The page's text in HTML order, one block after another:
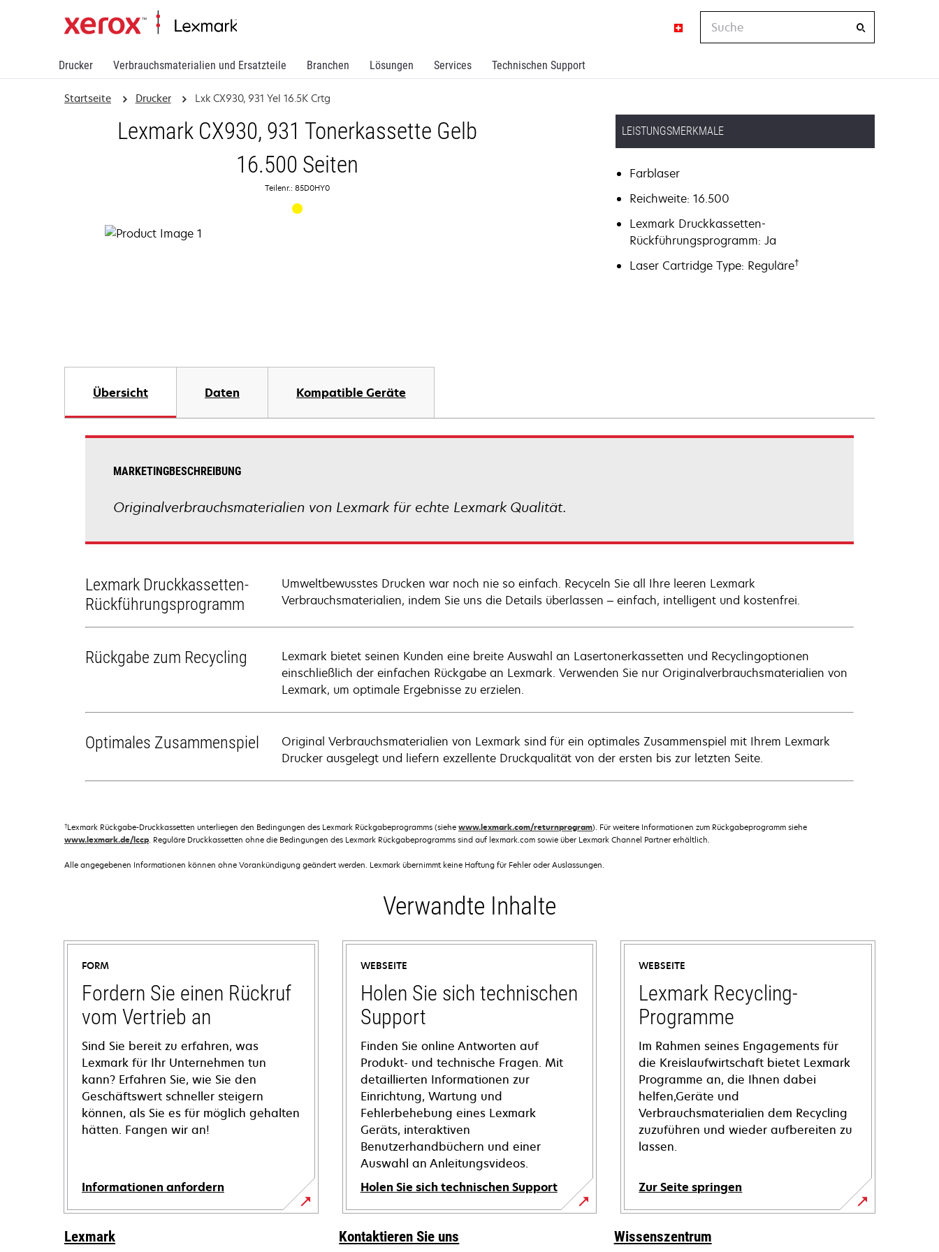
Drucker Verbrauchsmaterialien und Ersatzteile Branchen Lösungen Services Technischen Support
Suche
Startseite Drucker Lxk CX930, 931 Yel 16.5K Crtg
Lexmark CX930, 931 Tonerkassette Gelb
16.500 Seiten
Teilenr.: 85D0HY0
LEISTUNGSMERKMALE
Farblaser
Reichweite: 16.500
Lexmark Druckkassetten-
Rückführungsprogramm: Ja
Laser Cartridge Type: Reguläre†
Übersicht Daten Kompatible Geräte
MARKETINGBESCHREIBUNG
Originalverbrauchsmaterialien von Lexmark für echte Lexmark Qualität.
Lexmark Druckkassetten-
Rückführungsprogramm
Umweltbewusstes Drucken war noch nie so einfach. Recyceln Sie all Ihre leeren Lexmark
Verbrauchsmaterialien, indem Sie uns die Details überlassen – einfach, intelligent und kostenfrei.
Rückgabe zum Recycling
Lexmark bietet seinen Kunden eine breite Auswahl an Lasertonerkassetten und Recyclingoptionen
einschließlich der einfachen Rückgabe an Lexmark. Verwenden Sie nur Originalverbrauchsmaterialien von
Lexmark, um optimale Ergebnisse zu erzielen.
Optimales Zusammenspiel
Original Verbrauchsmaterialien von Lexmark sind für ein optimales Zusammenspiel mit Ihrem Lexmark
Drucker ausgelegt und liefern exzellente Druckqualität von der ersten bis zur letzten Seite.
†Lexmark Rückgabe-Druckkassetten unterliegen den Bedingungen des Lexmark Rückgabeprogramms (siehe www.lexmark.com/returnprogram). Für weitere Informationen zum Rückgabeprogramm siehe
www.lexmark.de/lccp. Reguläre Druckkassetten ohne die Bedingungen des Lexmark Rückgabeprogramms sind auf lexmark.com sowie über Lexmark Channel Partner erhältlich.
Alle angegebenen Informationen können ohne Vorankündigung geändert werden. Lexmark übernimmt keine Haftung für Fehler oder Auslassungen.
Verwandte Inhalte
FORM
Fordern Sie einen Rückruf
vom Vertrieb an
Sind Sie bereit zu erfahren, was
Lexmark für Ihr Unternehmen tun
kann? Erfahren Sie, wie Sie den
Geschäftswert schneller steigern
können, als Sie es für möglich gehalten
hätten. Fangen wir an!
Informationen anfordern
WEBSEITE
Holen Sie sich technischen
Support
Finden Sie online Antworten auf
Produkt- und technische Fragen. Mit
detaillierten Informationen zur
Einrichtung, Wartung und
Fehlerbehebung eines Lexmark
Geräts, interaktiven
Benutzerhandbüchern und einer
Auswahl an Anleitungsvideos.
Holen Sie sich technischen Support
wird
in
WEBSEITE
Lexmark Recycling-
Programme
Im Rahmen seines Engagements für
die Kreislaufwirtschaft bietet Lexmark
Programme an, die Ihnen dabei
helfen,Geräte und
Verbrauchsmaterialien dem Recycling
zuzuführen und wieder aufbereiten zu
lassen.
Zur Seite springen
Lexmark Kontaktieren Sie uns Wissenszentrum